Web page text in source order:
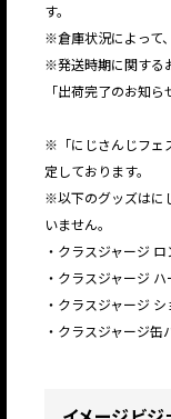
す。
※倉庫状況によって
※発送時期に関する
「出荷完了のお知
※「にじさんじフェ
定しております。
※以下のグッズはに
いません。
・クラスジャージ
・クラスジャージ
・クラスジャージ
・クラスジャージ